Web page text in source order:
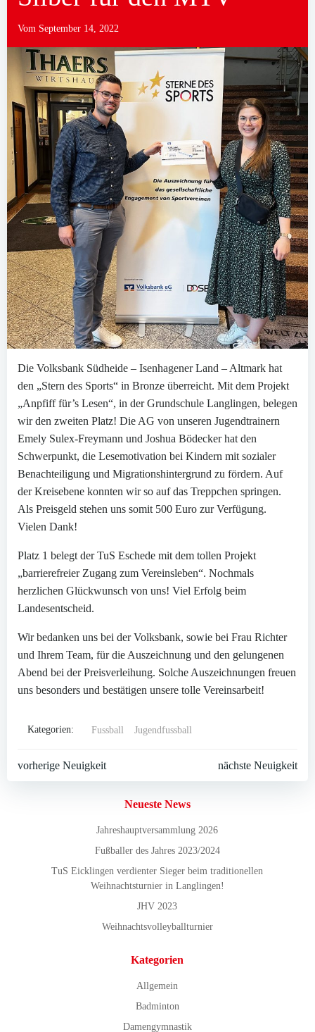
Vom September 14, 2022
Die Volksbank Südheide – Isenhagener Land – Altmark hat
den „Stern des Sports“ in Bronze überreicht. Mit dem Projekt
„Anpfiff für’s Lesen“, in der Grundschule Langlingen, belegen
wir den zweiten Platz! Die AG von unseren Jugendtrainern
Emely Sulex-Freymann und Joshua Bödecker hat den
Schwerpunkt, die Lesemotivation bei Kindern mit sozialer
Benachteiligung und Migrationshintergrund zu fördern. Auf
der Kreisebene konnten wir so auf das Treppchen springen.
Als Preisgeld stehen uns somit 500 Euro zur Verfügung.
Vielen Dank!
Platz 1 belegt der TuS Eschede mit dem tollen Projekt
„barrierefreier Zugang zum Vereinsleben“. Nochmals
herzlichen Glückwunsch von uns! Viel Erfolg beim
Landesentscheid.
Wir bedanken uns bei der Volksbank, sowie bei Frau Richter
und Ihrem Team, für die Auszeichnung und den gelungenen
Abend bei der Preisverleihung. Solche Auszeichnungen freuen
uns besonders und bestätigen unsere tolle Vereinsarbeit!
Kategorien: Fussball Jugendfussball
Beitragsnavigation
vorherige Neuigkeit nächste Neuigkeit
Neueste News
Jahreshauptversammlung 2026
Fußballer des Jahres 2023/2024
TuS Eicklingen verdienter Sieger beim traditionellen
Weihnachtsturnier in Langlingen!
JHV 2023
Weihnachtsvolleyballturnier
Kategorien
Allgemein
Badminton
Damengymnastik